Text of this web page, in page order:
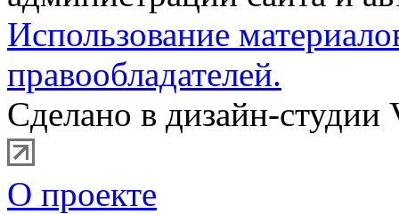
Использование
правообладателей.
Сделано в дизайн-студии
О проекте